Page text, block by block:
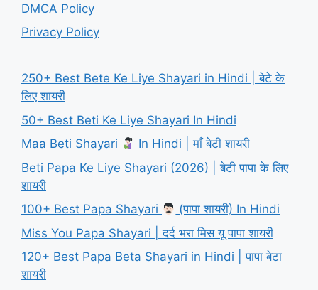
DMCA Policy
Privacy Policy
250+ Best Bete Ke Liye Shayari in Hindi | बेटे के
लिए शायरी
50+ Best Beti Ke Liye Shayari In Hindi
Maa Beti Shayari
In Hindi | माँ बेटी शायरी
Beti Papa Ke Liye Shayari (2026) | बेटी पापा के लिए
शायरी
100+ Best Papa Shayari
(पापा शायरी) In Hindi
Miss You Papa Shayari | दर्द भरा मिस यू पापा शायरी
120+ Best Papa Beta Shayari in Hindi | पापा बेटा
शायरी